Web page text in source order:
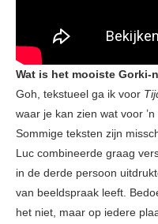
Wat is het mooiste Gorki-
Goh, tekstueel ga ik voor
waar je kan zien wat voor
Sommige teksten zijn
Luc combineerde graag
in de derde persoon
van beeldspraak leeft.
het niet, maar op iedere